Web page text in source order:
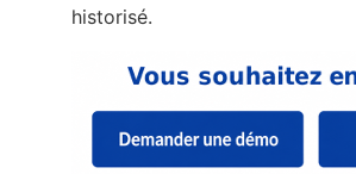
historisé.